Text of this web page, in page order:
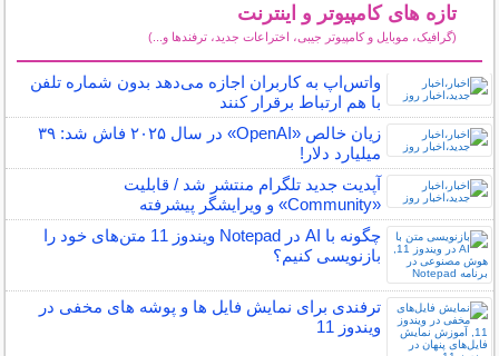
تازه های کامپیوتر و اینترنت
(گرافیک، موبایل و کامپیوتر جیبی، اختراعات جدید، ترفندها و...)
واتس‌اپ به کاربران اجازه می‌دهد بدون شماره تلفن
با هم ارتباط برقرار کنند
زیان خالص «OpenAI» در سال ۲۰۲۵ فاش شد: ۳۹
میلیارد دلار!
آپدیت جدید تلگرام منتشر شد / قابلیت
«Community» و ویرایشگر پیشرفته
چگونه با AI در Notepad ویندوز 11 متن‌های خود را
بازنویسی کنیم؟
ترفندی برای نمایش فایل ها و پوشه های مخفی در
ویندوز 11